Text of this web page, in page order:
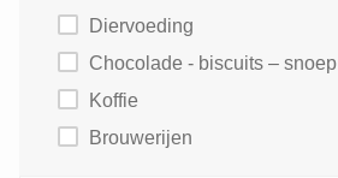
Diervoeding
Chocolade - biscuits – snoep
Koffie
Brouwerijen